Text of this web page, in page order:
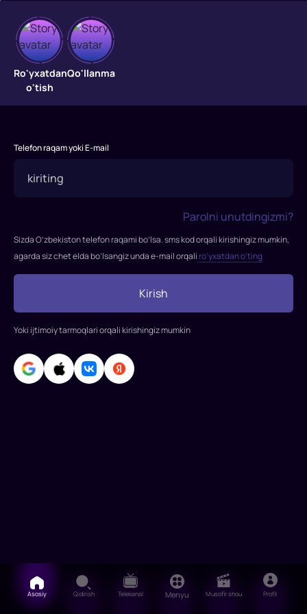
Oygul
Oygul
Ro'yxatdan
o'tish
Qo'llanma
Telefon raqam yoki E-mail
Parolni unutdingizmi?
Sizda O’zbekiston telefon raqami bo’lsa. sms kod orqali kirishingiz mumkin,
agarda siz chet elda bo’lsangiz unda e-mail orqali ro’yxatdan o’ting
Kirish
Yoki ijtimoiy tarmoqlari orqali kirishingiz mumkin
Asosiy Qidirish Telekanal Menyu Musofir shou Profil